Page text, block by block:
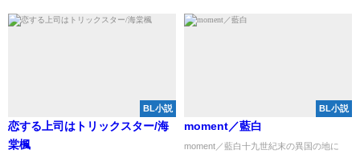
BL小説
恋する上司はトリックスター/海
棠楓
BL小説
moment／藍白
moment／藍白十九世紀末の異国の地に